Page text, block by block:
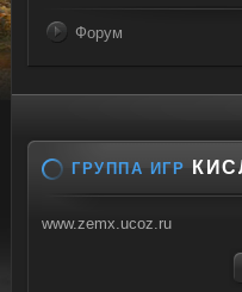
Форум
ГРУППА ИГР
www.zemx.ucoz.ru